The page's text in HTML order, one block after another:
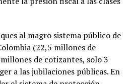
al magro sistema público de
(22,5 millones de
de cotizantes, solo 3
a las jubilaciones públicas. En